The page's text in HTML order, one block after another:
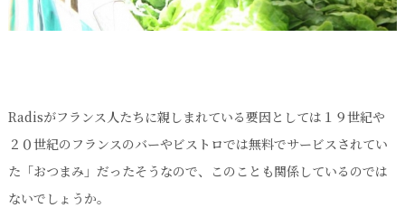
Radisがフランス人たちに親しまれている要因としては１９世紀や
２０世紀のフランスのバーやビストロでは無料でサービスされてい
た「おつまみ」だったそうなので、このことも関係しているのでは
ないでしょうか。